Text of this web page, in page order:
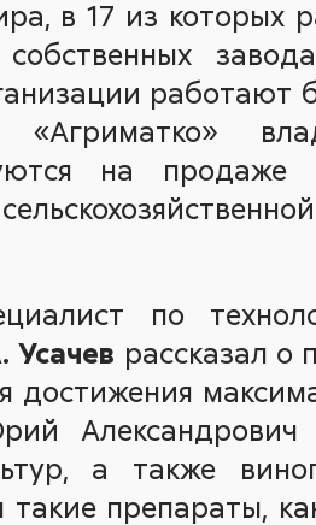
в 17 из
работают
на
по
Усачев рассказал о
достижения
а также
такие препараты,